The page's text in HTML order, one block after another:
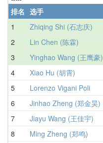
排名 选手
1
Zhiqing Shi (石志庆)
2
Lin Chen (陈霖)
3
Yinghao Wang (王鹰豪)
4
Xiao Hu (胡霄)
5
Lorenzo Vigani Poli
6
Jinhao Zheng (郑金昊)
7
Jiayu Wang (王佳宇)
8
Ming Zheng (郑鸣)